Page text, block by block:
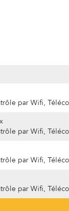
par Wifi,
par Wifi,
par Wifi,
par Wifi,